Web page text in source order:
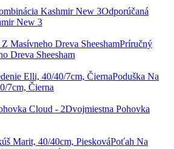
Odporúčaná
New 3
Príručný
Dreva Sheesham
Poduška Na
7cm, Čierna
Dvojmiestna Pohovka
Poťah Na